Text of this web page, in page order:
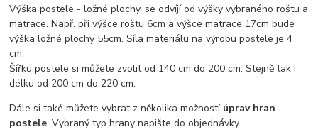
Výška postele - ložné plochy, se odvíjí od výšky vybraného roštu a
matrace. Např. při výšce roštu 6cm a výšce matrace 17cm bude
výška ložné plochy 55cm. Síla materiálu na výrobu postele je 4
cm.
Šířku postele si můžete zvolit od 140 cm do 200 cm. Stejně tak i
délku od 200 cm do 220 cm.
Dále si také můžete vybrat z několika možností úprav hran
postele. Vybraný typ hrany napište do objednávky.